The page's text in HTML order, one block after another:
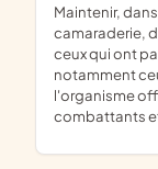
maintenir, dans l'interet supérieur du pays, les liens de
camaraderie,
ceux qui ont
notamment
l'organisme
combattants